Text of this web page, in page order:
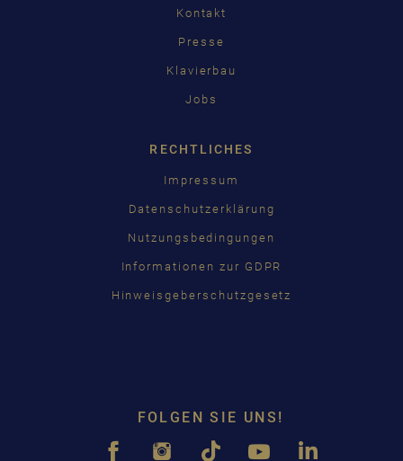
Kontakt
Presse
Klavierbau
Jobs
RECHTLICHES
Impressum
Datenschutzerklärung
Nutzungsbedingungen
Informationen zur GDPR
Hinweisgeberschutzgesetz
FOLGEN SIE UNS!